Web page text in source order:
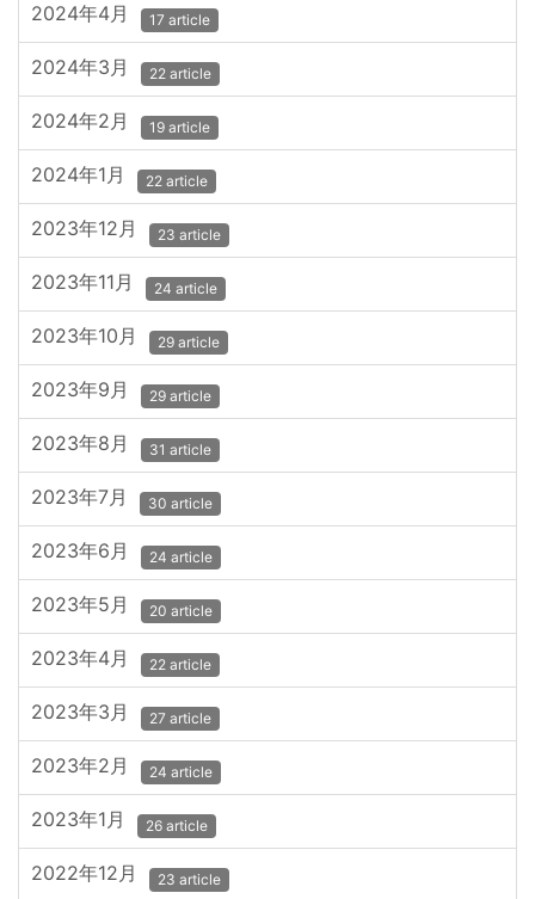
2024年4月 17 article
2024年3月 22 article
2024年2月 19 article
2024年1月 22 article
2023年12月 23 article
2023年11月 24 article
2023年10月 29 article
2023年9月 29 article
2023年8月 31 article
2023年7月 30 article
2023年6月 24 article
2023年5月 20 article
2023年4月 22 article
2023年3月 27 article
2023年2月 24 article
2023年1月 26 article
2022年12月 23 article